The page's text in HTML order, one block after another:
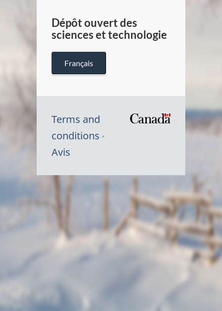
Dépôt ouvert des
sciences et technologie
Français
Terms and
conditions
Avis
Symbole
Canada